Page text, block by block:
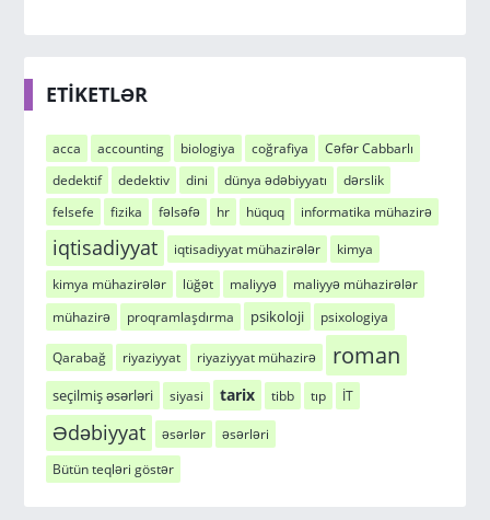
ETİKETLƏR
acca accounting biologiya coğrafiya
Cəfər Cabbarlı
dedektif
dedektiv dini dünya ədəbiyyatı
dərslik
felsefe
fizika fəlsəfə hr hüquq informatika mühazirə
iqtisadiyyat iqtisadiyyat mühazirələr
kimya
kimya mühazirələr
lüğət maliyyə
maliyyə mühazirələr
mühazirə
proqramlaşdırma psikoloji psixologiya
Qarabağ riyaziyyat riyaziyyat mühazirə roman
seçilmiş əsərləri siyasi tarix tibb tıp İT
Ədəbiyyat əsərlər
əsərləri
Bütün teqləri göstər